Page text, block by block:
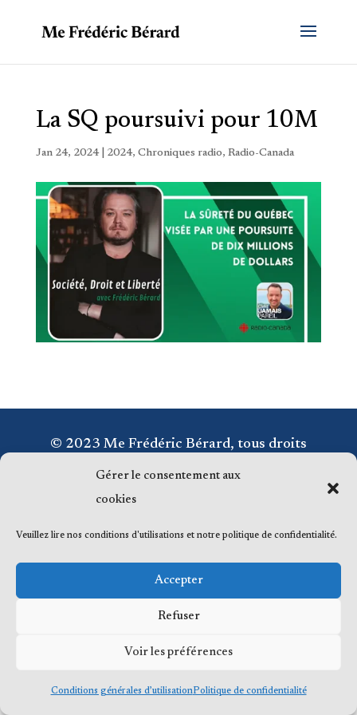
Gérer le consentement aux
cookies
Veuillez lire nos conditions d'utilisations et notre politique de confidentialité.
Accepter
Refuser
Voir les préférences
Conditions générales d’utilisationPolitique de confidentialité
La SQ poursuivi pour 10M
Jan 24, 2024| 2024, Chroniques radio, Radio-Canada
© 2023 Me Frédéric Bérard, tous droits
réservés